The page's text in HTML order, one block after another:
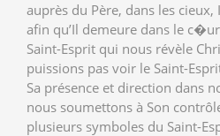
auprès du Père, dans les
afin qu’Il demeure dans le c�ur
Saint-Esprit qui nous révèle
puissions pas voir le Saint-
Sa présence et direction dans
nous soumettons à Son
plusieurs symboles du Saint-